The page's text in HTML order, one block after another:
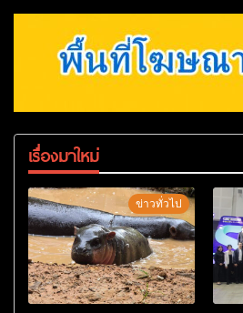
เรื่องมาใหม่
ข่าวทั่วไป